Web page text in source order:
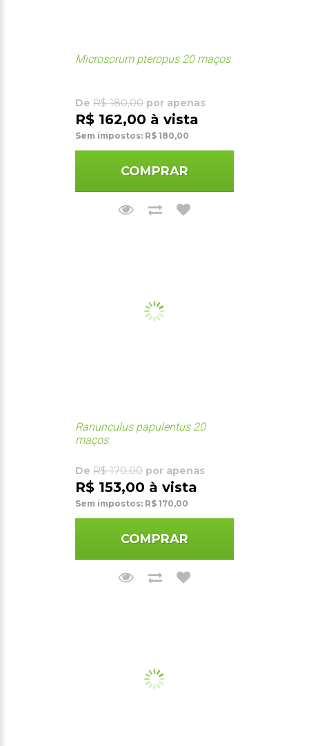
Microsorum pteropus 20 maços
De R$ 180,00 por apenas
R$ 162,00 à vista
Sem impostos: R$ 180,00
COMPRAR
Ranunculus papulentus 20
maços
De R$ 170,00 por apenas
R$ 153,00 à vista
Sem impostos: R$ 170,00
COMPRAR